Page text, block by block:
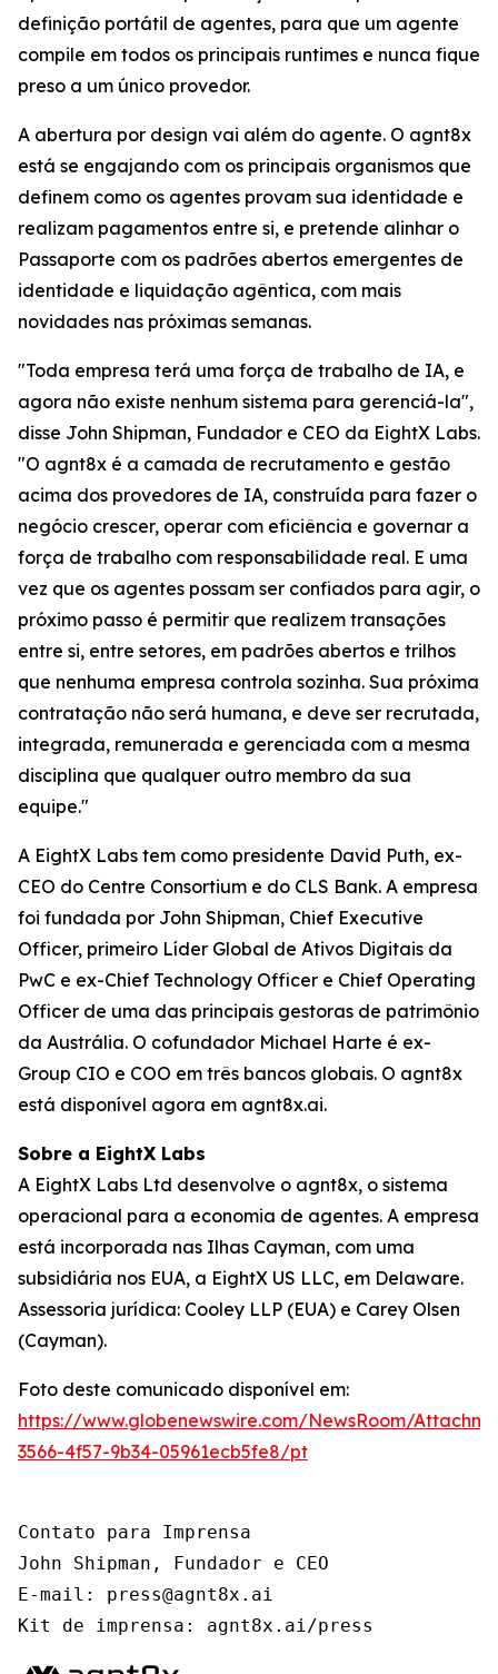
definição portátil de agentes, para que um agente
compile em todos os principais runtimes e nunca fique
preso a um único provedor.
A abertura por design vai além do agente. O agnt8x
está se engajando com os principais organismos que
definem como os agentes provam sua identidade e
realizam pagamentos entre si, e pretende alinhar o
Passaporte com os padrões abertos emergentes de
identidade e liquidação agêntica, com mais
novidades nas próximas semanas.
"Toda empresa terá uma força de trabalho de IA, e
agora não existe nenhum sistema para gerenciá-la",
disse John Shipman, Fundador e CEO da EightX Labs.
"O agnt8x é a camada de recrutamento e gestão
acima dos provedores de IA, construída para fazer o
negócio crescer, operar com eficiência e governar a
força de trabalho com responsabilidade real. E uma
vez que os agentes possam ser confiados para agir, o
próximo passo é permitir que realizem transações
entre si, entre setores, em padrões abertos e trilhos
que nenhuma empresa controla sozinha. Sua próxima
contratação não será humana, e deve ser recrutada,
integrada, remunerada e gerenciada com a mesma
disciplina que qualquer outro membro da sua
equipe."
A EightX Labs tem como presidente David Puth, ex-
CEO do Centre Consortium e do CLS Bank. A empresa
foi fundada por John Shipman, Chief Executive
Officer, primeiro Líder Global de Ativos Digitais da
PwC e ex-Chief Technology Officer e Chief Operating
Officer de uma das principais gestoras de patrimônio
da Austrália. O cofundador Michael Harte é ex-
Group CIO e COO em três bancos globais. O agnt8x
está disponível agora em agnt8x.ai.
Sobre a EightX Labs
A EightX Labs Ltd desenvolve o agnt8x, o sistema
operacional para a economia de agentes. A empresa
está incorporada nas Ilhas Cayman, com uma
subsidiária nos EUA, a EightX US LLC, em Delaware.
Assessoria jurídica: Cooley LLP (EUA) e Carey Olsen
(Cayman).
Foto deste comunicado disponível em:
https://www.globenewswire.com/NewsRoom/
3566-4f57-9b34-05961ecb5fe8/pt
Contato para Imprensa
John Shipman, Fundador e CEO
E-mail: press@agnt8x.ai
Kit de imprensa: agnt8x.ai/press